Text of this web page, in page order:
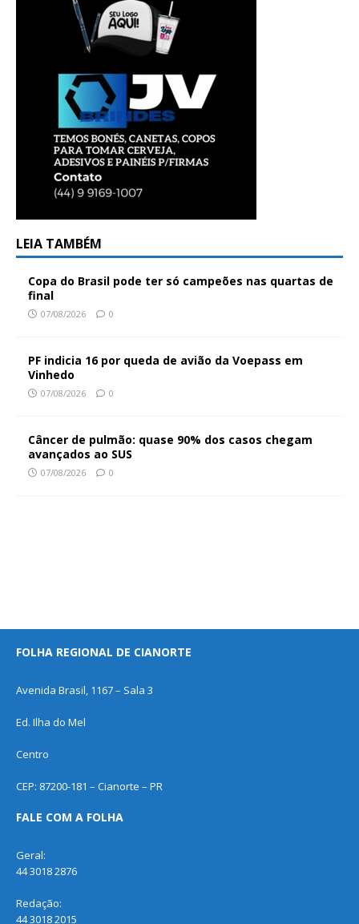
LEIA TAMBÉM
Copa do Brasil pode ter só campeões nas quartas de
final
07/08/2026 0
PF indicia 16 por queda de avião da Voepass em
Vinhedo
07/08/2026 0
Câncer de pulmão: quase 90% dos casos chegam
avançados ao SUS
07/08/2026 0
FOLHA REGIONAL DE CIANORTE
Avenida Brasil, 1167 – Sala 3
Ed. Ilha do Mel
Centro
CEP: 87200-181 – Cianorte – PR
FALE COM A FOLHA
Geral:
44 3018 2876
Redação:
44 3018 2015